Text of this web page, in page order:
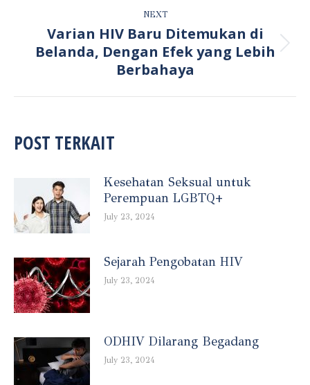
NEXT
Next
post:
Varian HIV Baru Ditemukan di
Belanda, Dengan Efek yang Lebih
Berbahaya
POST TERKAIT
Kesehatan Seksual untuk
Perempuan LGBTQ+
July 23, 2024
Sejarah Pengobatan HIV
July 23, 2024
ODHIV Dilarang Begadang
July 23, 2024